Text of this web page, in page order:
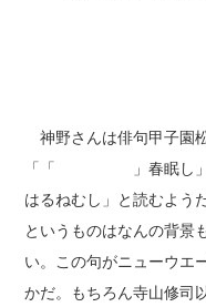
神野さんは俳句甲子園
「「 」春眠し」――
はるねむし」と読むよ
というものはなんの背景
い。この句がニューウエ
かだ。もちろん寺山修司